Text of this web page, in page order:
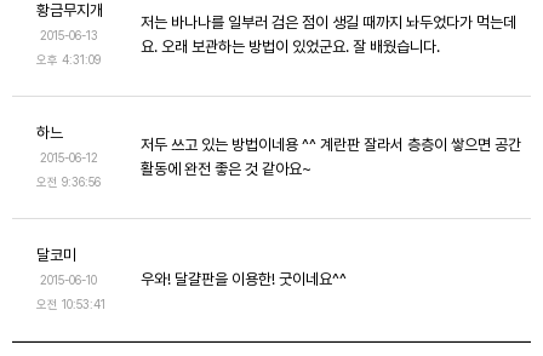
황금무지개
2015-06-13
오후 4:31:09
저는 바나나를 일부러 검은 점이 생길 때까지 놔두었다가 먹는데
요. 오래 보관하는 방법이 있었군요. 잘 배웠습니다.
하느
2015-06-12
오전 9:36:56
저두 쓰고 있는 방법이네용 ^^ 계란판 잘라서 층층이 쌓으면 공간
활동에 완전 좋은 것 같아요~
달코미
2015-06-10
오전 10:53:41
우와! 달걀판을 이용한! 굿이네요^^